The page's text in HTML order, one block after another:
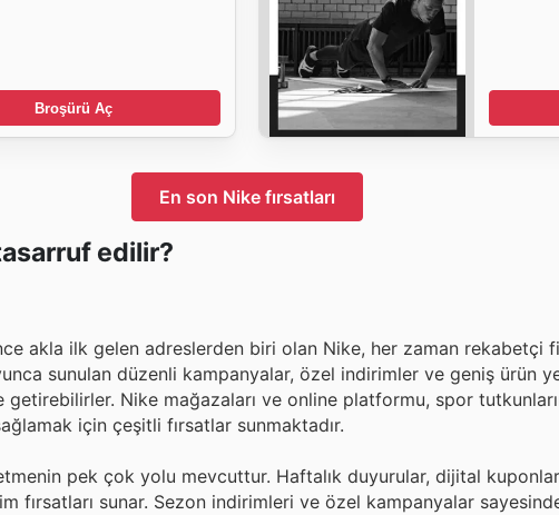
Broşürü Aç
En son Nike fırsatları
edilir?
akla ilk gelen adreslerden biri olan Nike, her zaman rekabetçi
sunulan düzenli kampanyalar, özel indirimler ve geniş ürün
getirebilirler. Nike mağazaları ve online platformu, spor
için çeşitli fırsatlar sunmaktadır.
pek çok yolu mevcuttur. Haftalık duyurular, dijital
fırsatları sunar. Sezon indirimleri ve özel kampanyalar